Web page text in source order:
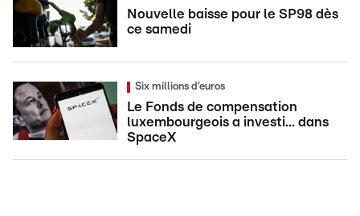
Nouvelle baisse pour le SP98 dès
ce samedi
Six millions d’euros
Le Fonds de compensation
luxembourgeois a investi... dans
SpaceX